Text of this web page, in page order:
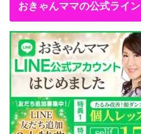
おきゃんママの公式ライン